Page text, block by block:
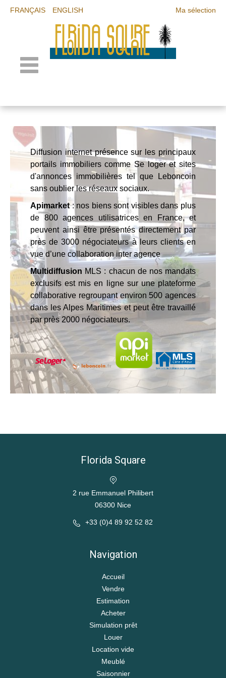
FRANÇAIS ENGLISH Ma sélection
Diffusion internet présence sur les principaux
portails immobiliers comme Se loger et sites
d'annonces immobilières tel que Leboncoin
sans oublier les réseaux sociaux.
Apimarket: nos biens sont visibles dans plus
de 800 agences utilisatrices en France, et
peuvent ainsi être présentés directement par
près de 3000 négociateurs à leurs clients en
vue d’une collaboration inter agence
Multidiffusion MLS : chacun de nos mandats
exclusifs est mis en ligne sur une plateforme
collaborative regroupant environ 500 agences
dans les Alpes Maritimes et peut être travaillé
par près 2000 négociateurs.
Florida Square
2 rue Emmanuel Philibert
06300 Nice
+33 (0)4 89 92 52 82
Navigation
Accueil
Vendre
Estimation
Acheter
Simulation prêt
Louer
Location vide
Meublé
Saisonnier